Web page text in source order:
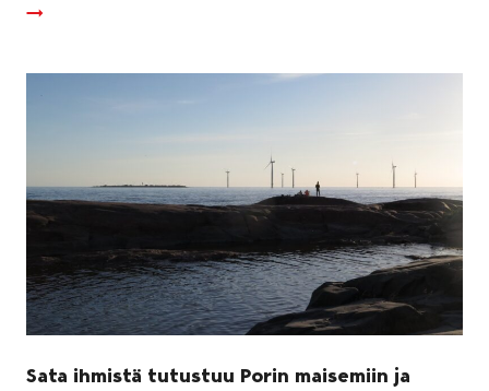
Sata ihmistä tutustuu Porin maisemiin ja